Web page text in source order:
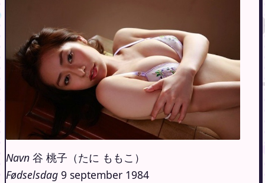
Navn 谷 桃子（たに ももこ）
Fødselsdag 9 september 1984